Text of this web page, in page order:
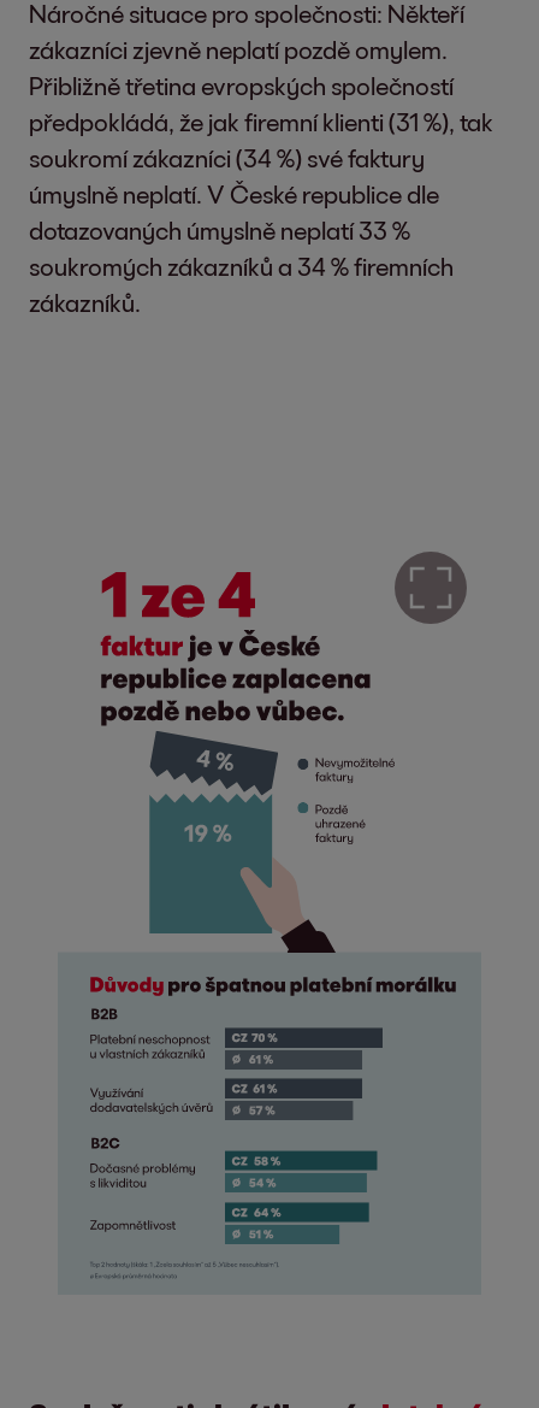
Náročné situace pro společnosti: Někteří
zákazníci zjevně neplatí pozdě omylem.
Přibližně třetina evropských společností
předpokládá, že jak firemní klienti (31 %), tak
soukromí zákazníci (34 %) své faktury
úmyslně neplatí. V České republice dle
dotazovaných úmyslně neplatí 33 %
soukromých zákazníků a 34 % firemních
zákazníků.